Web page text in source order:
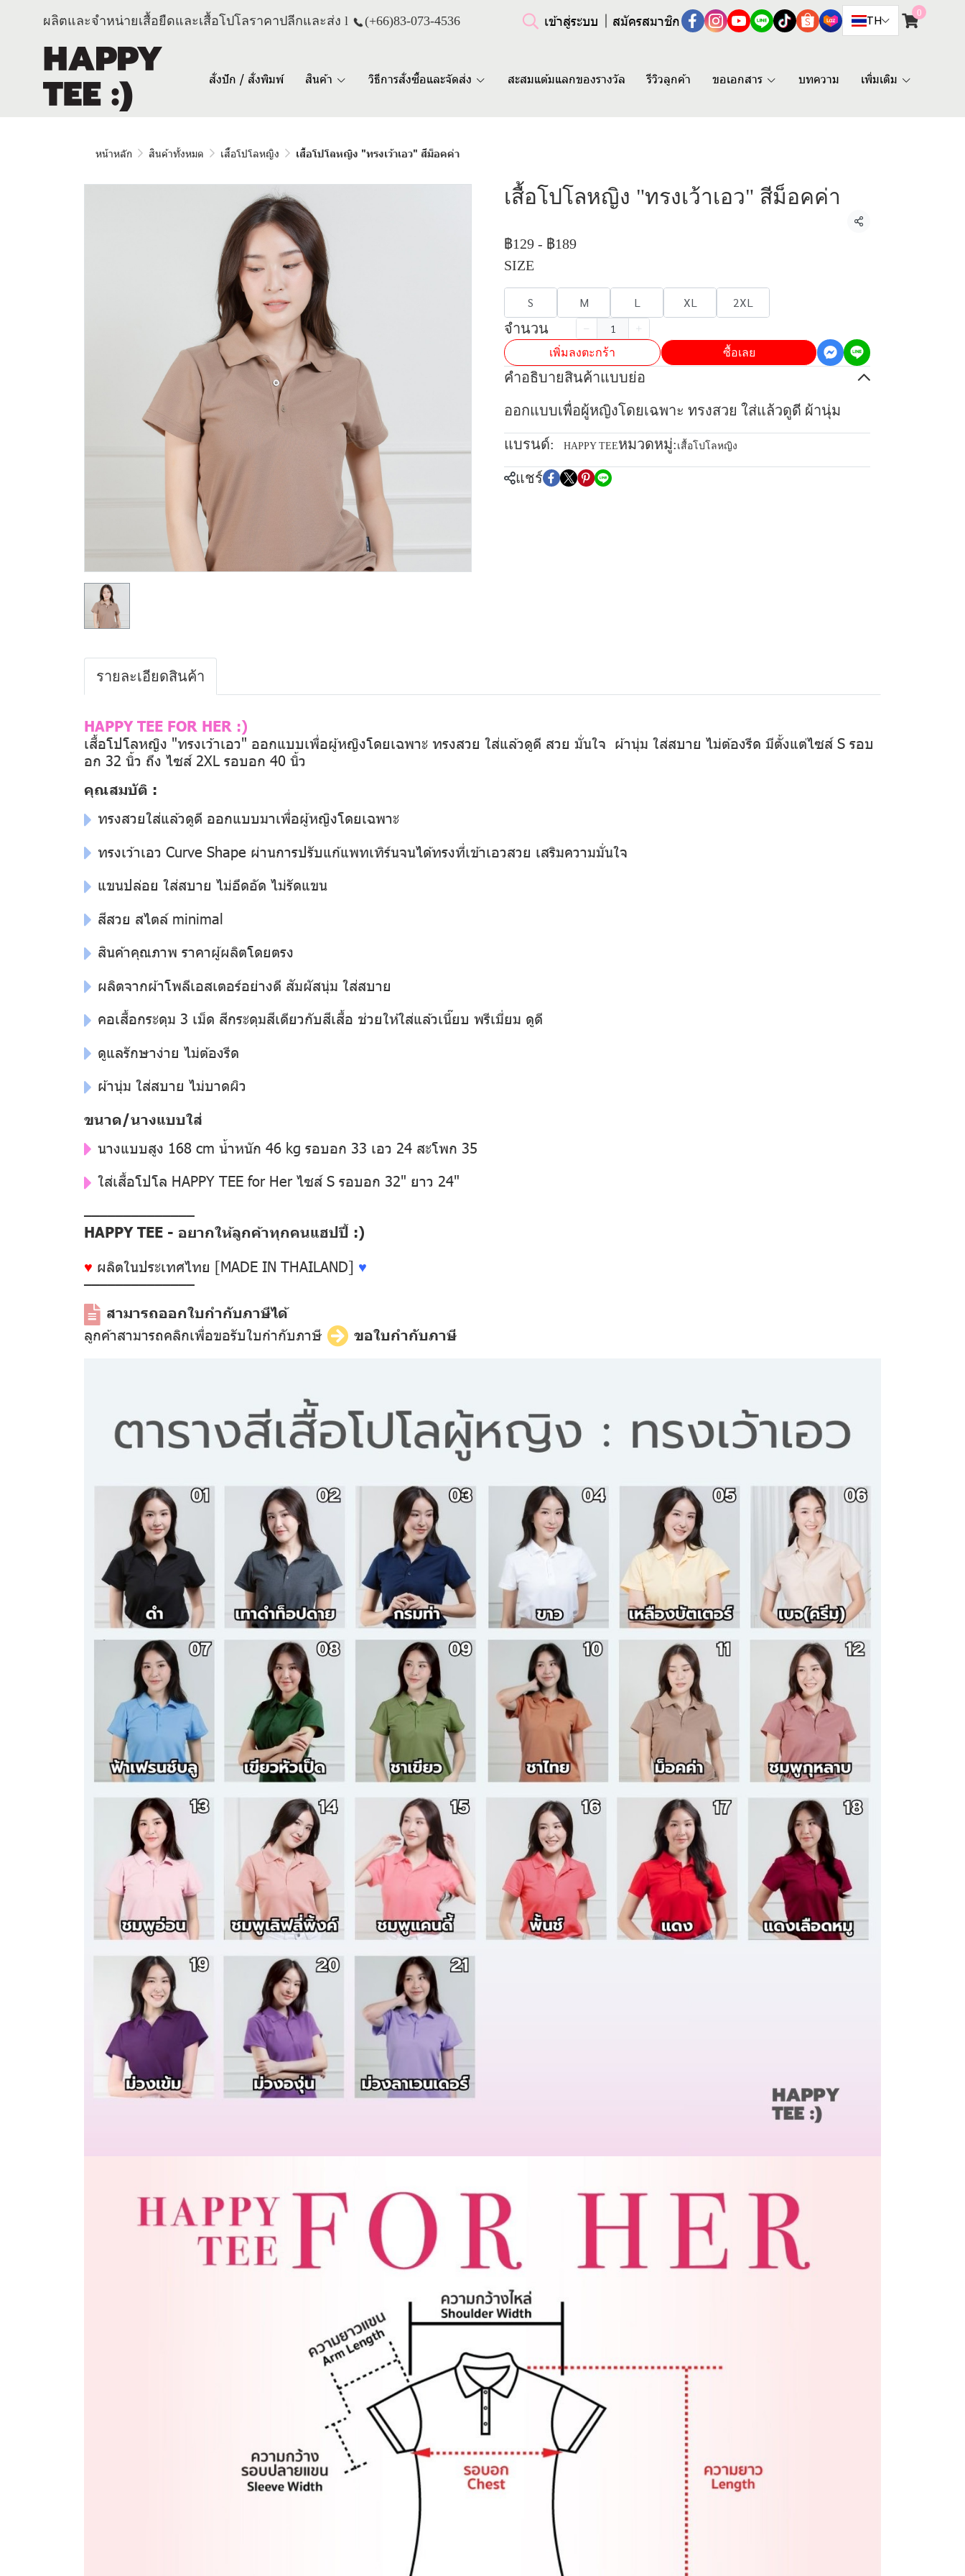
ผลิตและจำหน่ายเสื้อยืดและเสื้อโปโลราคาปลีกและส่ง l (+66)83-073-4536 เข้าสู่ระบบ สมัครสมาชิก TH
0
สั่งปัก / สั่งพิมพ์ สินค้า วิธีการสั่งซื้อและจัดส่ง สะสมแต้มแลกของรางวัล รีวิวลูกค้า ขอเอกสาร บทความ เพิ่มเติม
หน้าหลัก สินค้าทั้งหมด เสื้อโปโลหญิง เสื้อโปโลหญิง "ทรงเว้าเอว" สีม็อคค่า
เสื้อโปโลหญิง "ทรงเว้าเอว" สีม็อคค่า
แชร์
฿129 - ฿189
SIZE
S M L XL 2XL
จำนวน
เพิ่มลงตะกร้า ซื้อเลย
คำอธิบายสินค้าแบบย่อ
ออกแบบเพื่อผู้หญิงโดยเฉพาะ ทรงสวย ใส่แล้วดูดี ผ้านุ่ม
แบรนด์: HAPPY TEEหมวดหมู่: เสื้อโปโลหญิง
แชร์
รายละเอียดสินค้า
HAPPY TEE FOR HER :)
เสื้อโปโลหญิง "ทรงเว้าเอว" ออกแบบเพื่อผู้หญิงโดยเฉพาะ ทรงสวย ใส่แล้วดูดี สวย มั่นใจ ผ้านุ่ม ใส่สบาย ไม่ต้องรีด มีตั้งแต่ไซส์ S รอบ
อก 32 นิ้ว ถึง ไซส์ 2XL รอบอก 40 นิ้ว
คุณสมบัติ :
ทรงสวยใส่แล้วดูดี ออกแบบมาเพื่อผู้หญิงโดยเฉพาะ
ทรงเว้าเอว Curve Shape ผ่านการปรับแก้แพทเทิร์นจนได้ทรงที่เข้าเอวสวย เสริมความมั่นใจ
แขนปล่อย ใส่สบาย ไม่อึดอัด ไม่รัดแขน
สีสวย สไตล์ minimal
สินค้าคุณภาพ ราคาผู้ผลิตโดยตรง
ผลิตจากผ้าโพลีเอสเตอร์อย่างดี สัมผัสนุ่ม ใส่สบาย
คอเสื้อกระดุม 3 เม็ด สีกระดุมสีเดียวกับสีเสื้อ ช่วยให้ใส่แล้วเนี๊ยบ พรีเมี่ยม ดูดี
ดูแลรักษาง่าย ไม่ต้องรีด
ผ้านุ่ม ใส่สบาย ไม่บาดผิว
ขนาด/นางแบบใส่
นางแบบสูง 168 cm น้ำหนัก 46 kg รอบอก 33 เอว 24 สะโพก 35
ใส่เสื้อโปโล HAPPY TEE for Her ไซส์ S รอบอก 32" ยาว 24"
––––––––––––––
HAPPY TEE - อยากให้ลูกค้าทุกคนแฮปปี้ :)
♥ ผลิตในประเทศไทย [MADE IN THAILAND] ♥
––––––––––––––
สามารถออกใบกำกับภาษีได้
ลูกค้าสามารถคลิกเพื่อขอรับใบกำกับภาษี
ขอใบกำกับภาษี